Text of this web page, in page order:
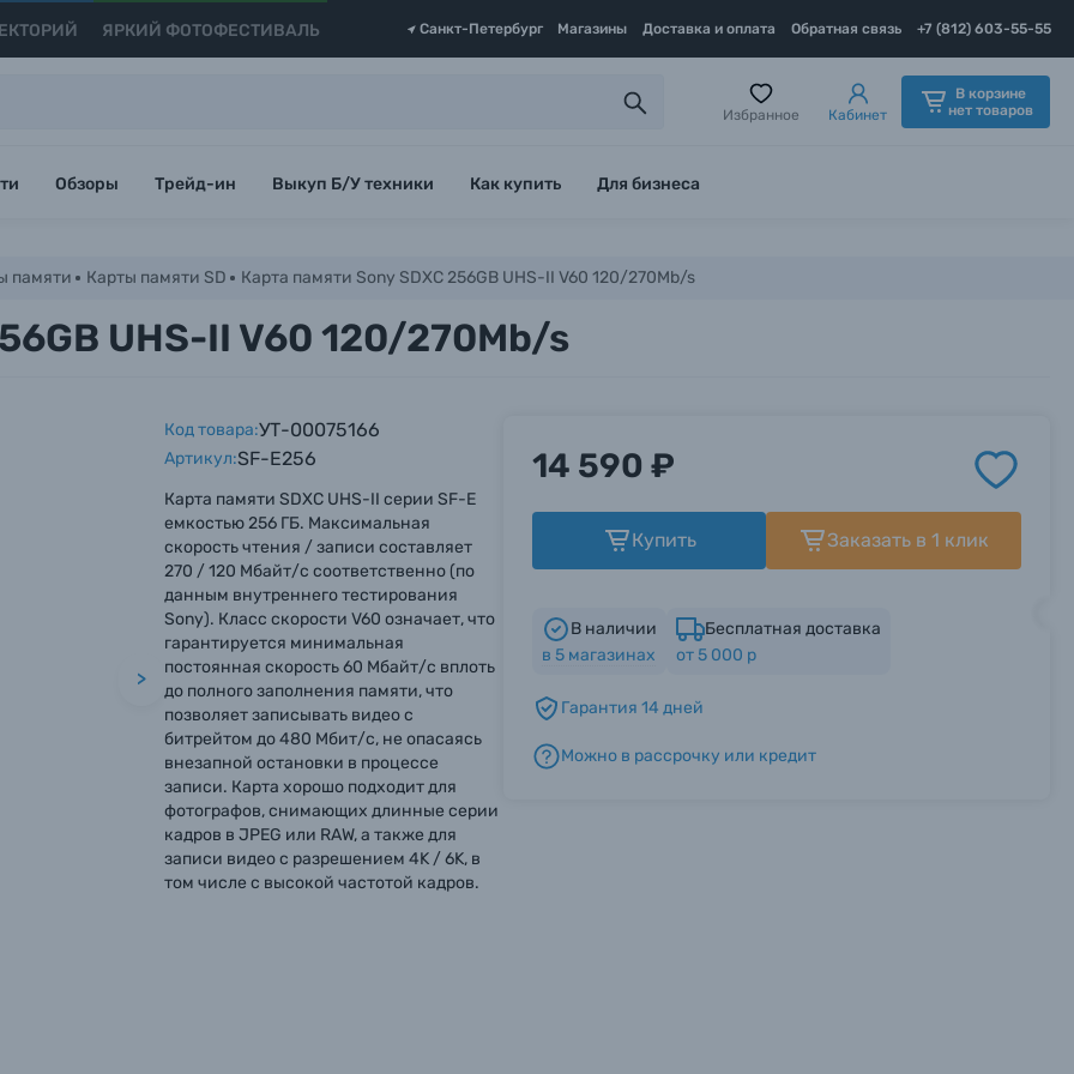
ЯРКИЙ ФОТОФЕСТИВАЛЬ Санкт-Петербург Магазины Доставка и оплата Обратная связь +7 (812) 603-55-55
Избранное Кабинет
В корзине
нет товаров
Обзоры Трейд-ин Выкуп Б/У техники Как купить Для бизнеса
памяти Карты памяти SD Карта памяти Sony SDXC 256GB UHS-II V60 120/270Mb/s
UHS-II V60 120/270Mb/s
>
Код товара:УТ-00075166
Артикул:SF-E256
Карта памяти SDXC UHS-II серии SF-E
емкостью 256 ГБ. Максимальная
скорость чтения / записи составляет
270 / 120 Мбайт/с соответственно (по
данным внутреннего тестирования
Sony). Класс скорости V60 означает, что
гарантируется минимальная
постоянная скорость 60 Мбайт/с вплоть
до полного заполнения памяти, что
позволяет записывать видео с
битрейтом до 480 Мбит/с, не опасаясь
внезапной остановки в процессе
записи. Карта хорошо подходит для
фотографов, снимающих длинные серии
кадров в JPEG или RAW, а также для
записи видео с разрешением 4K / 6K, в
том числе с высокой частотой кадров.
14 590 ₽
Купить Заказать в 1 клик
В наличии
в 5магазинах
Бесплатная доставка
от 5 000 р
Гарантия 14 дней
Можно в рассрочку или кредит